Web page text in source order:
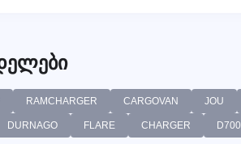
RAMCHARGER CARGOVAN JOU
DURNAGO FLARE CHARGER D700